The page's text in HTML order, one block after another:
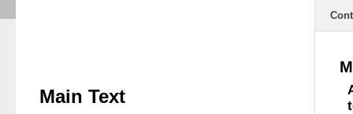
Main Text